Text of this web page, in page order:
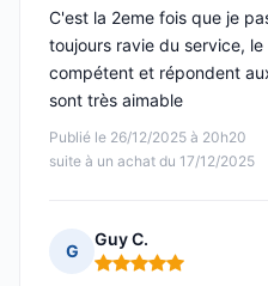
Publié le 26/12/2025 à 20h20
suite à un achat du 17/12/2025
C'est la 2eme fois que je
toujours ravie du service,
compétent et répondent
sont très aimable
G
Guy C.
Note : 5 sur 5